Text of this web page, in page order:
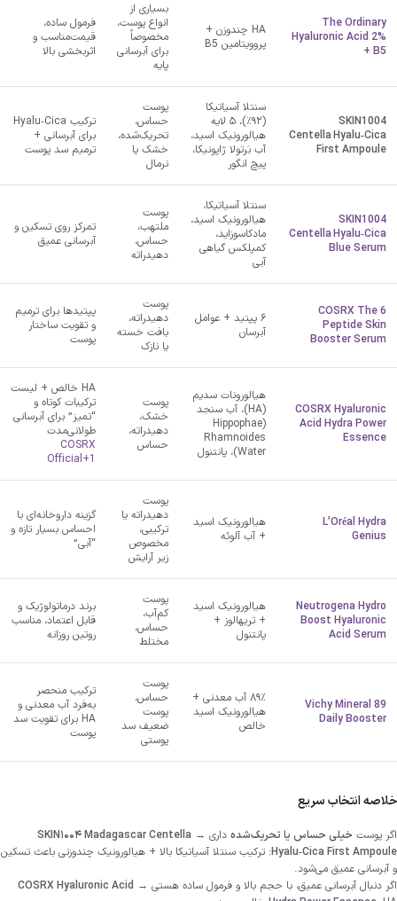
The Ordinary
Hyaluronic Acid 2%
+ B5
HA چند‌وزن +
پروویتامین B5
بسیاری از
انواع پوست،
مخصوصاً
برای آبرسانی
پایه
فرمول ساده،
قیمت‌مناسب و
اثربخشی بالا
SKIN1004
Centella Hyalu‑Cica
First Ampoule
سنتلا آسیاتیکا
(۹۲٪)، ۵ لایه
هیالورونیک اسید،
آب بَرتولا ژاپونیکا،
پیچ انگور
پوست
حساس،
تحریک‌شده،
خشک یا
نرمال
ترکیب Hyalu‑Cica
برای آبرسانی +
ترمیم سد پوست
SKIN1004
Centella Hyalu‑Cica
Blue Serum
سنتلا آسیاتیکا،
هیالورونیک اسید،
مادکاسوزاید،
کمپلکس گیاهی
آبی
پوست
ملتهب،
حساس،
دهیدراته
تمرکز روی تسکین و
آبرسانی عمیق
COSRX The 6
Peptide Skin
Booster Serum
۶ پپتید + عوامل
آبرسان
پوست
دهیدراته،
بافت خسته
یا نازک
پپتیدها برای ترمیم
و تقویت ساختار
پوست
COSRX Hyaluronic
Acid Hydra Power
Essence
هیالورونات سدیم
(HA)، آب سنجد
(Hippophae
Rhamnoides
Water)، پانتنول
پوست
خشک،
دهیدراته،
حساس
HA خالص + لیست
ترکیبات کوتاه و
“تمیز” برای آبرسانی
طولانی‌مدت
COSRX
Official+1
L’Oréal Hydra
Genius
هیالورونیک اسید
+ آب آلوئه
پوست
دهیدراته یا
ترکیبی،
مخصوص
زیر آرایش
گزینه داروخانه‌ای با
احساس بسیار تازه و
“آبی”
Neutrogena Hydro
Boost Hyaluronic
Acid Serum
هیالورونیک اسید
+ تریهالوز +
پانتنول
پوست
کم‌آب،
حساس،
مختلط
برند درماتولوژیک و
قابل اعتماد، مناسب
روتین روزانه
Vichy Mineral 89
Daily Booster
۸۹٪ آب معدنی +
هیالورونیک اسید
خالص
پوست
حساس،
پوست
ضعیف سد
پوستی
ترکیب منحصر
به‌فرد آب معدنی و
HA برای تقویت سد
پوست
خلاصه انتخاب سریع
اگر پوست خیلی حساس یا تحریک‌شده داری → SKIN1004 Madagascar Centella
Hyalu‑Cica First Ampoule: ترکیب سنتلا آسیاتیکا بالا + هیالورونیک چند‌وزنی باعث تسکین
و آبرسانی عمیق می‌شود.
اگر دنبال آبرسانی عمیق، با حجم بالا و فرمول ساده هستی → COSRX Hyaluronic Acid